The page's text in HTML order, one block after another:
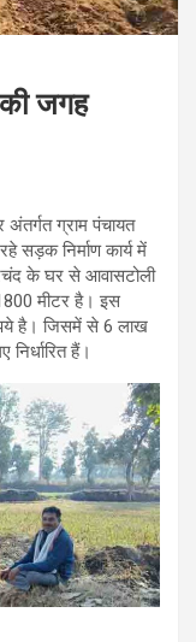
जगह
अंतर्गत ग्राम पंचायत
सड़क निर्माण कार्य में
के घर से आवासटोली
मीटर है। इस
है। जिसमें से 6 लाख
हैं।